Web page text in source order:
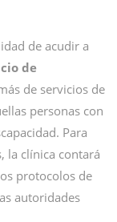
de acudir a
de
de servicios de
personas con
Para
la clínica contará
protocolos de
autoridades